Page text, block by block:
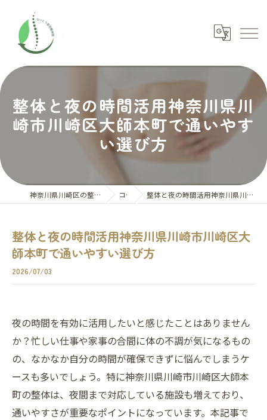
整体と夜の時間活用神奈川県川
崎市川崎区大師本町で通いやす
い選び方
神奈川県川崎区の整体ならないとう氣功整体院 コラム 整体と夜の時間活用神奈川県川崎市川崎区大師本町で通いやすい選び方
整体と夜の時間活用神奈川県川崎市川崎区大
師本町で通いやすい選び方
2026/07/03
夜の時間を有効に活用したいと感じたことはありません
か？忙しい仕事や家事の合間に体の不調が気になるもの
の、なかなか自分の時間が確保できずに悩んでしまうケ
ースも多いでしょう。特に神奈川県川崎市川崎区大師本
町の整体は、夜間まで対応している施設も増えており、
通いやすさが重要なポイントになっています。本記事で